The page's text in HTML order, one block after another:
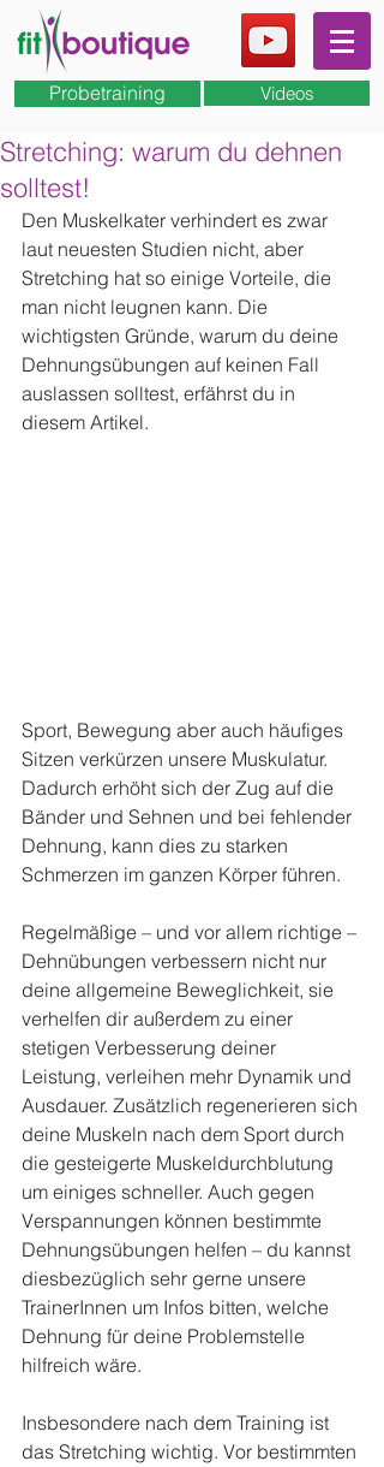
Probetraining Videos
Stretching: warum du dehnen
solltest!
Den Muskelkater verhindert es zwar
laut neuesten Studien nicht, aber
Stretching hat so einige Vorteile, die
man nicht leugnen kann. Die
wichtigsten Gründe, warum du deine
Dehnungsübungen auf keinen Fall
auslassen solltest, erfährst du in
diesem Artikel.
Sport, Bewegung aber auch häufiges
Sitzen verkürzen unsere Muskulatur.
Dadurch erhöht sich der Zug auf die
Bänder und Sehnen und bei fehlender
Dehnung, kann dies zu starken
Schmerzen im ganzen Körper führen.
Regelmäßige – und vor allem richtige –
Dehnübungen verbessern nicht nur
deine allgemeine Beweglichkeit, sie
verhelfen dir außerdem zu einer
stetigen Verbesserung deiner
Leistung, verleihen mehr Dynamik und
Ausdauer. Zusätzlich regenerieren sich
deine Muskeln nach dem Sport durch
die gesteigerte Muskeldurchblutung
um einiges schneller. Auch gegen
Verspannungen können bestimmte
Dehnungsübungen helfen – du kannst
diesbezüglich sehr gerne unsere
TrainerInnen um Infos bitten, welche
Dehnung für deine Problemstelle
hilfreich wäre.
Insbesondere nach dem Training ist
das Stretching wichtig. Vor bestimmten